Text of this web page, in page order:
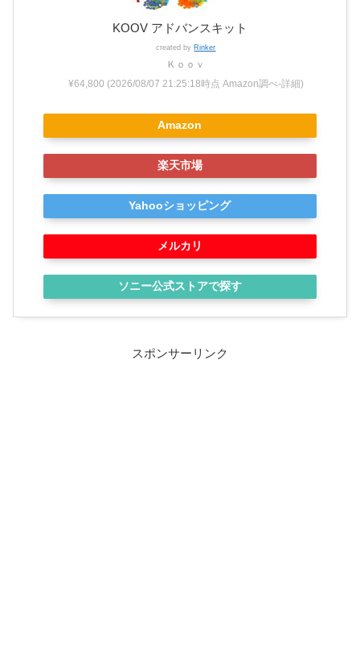
KOOV アドバンスキット
created by Rinker
Ｋｏｏｖ
¥64,800 (2026/08/07 21:25:18時点 Amazon調べ-詳細)
Amazon
楽天市場
Yahooショッピング
メルカリ
ソニー公式ストアで探す
スポンサーリンク